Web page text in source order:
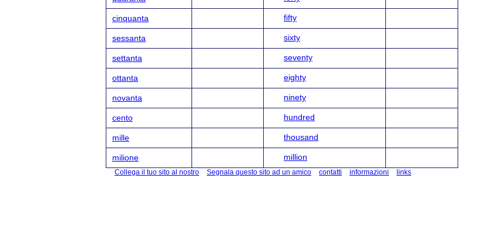
cinquanta fifty
sessanta sixty
settanta seventy
ottanta eighty
novanta ninety
cento hundred
mille thousand
milione million
Collega il tuo sito al nostro Segnala questo sito ad un amico contatti informazioni links